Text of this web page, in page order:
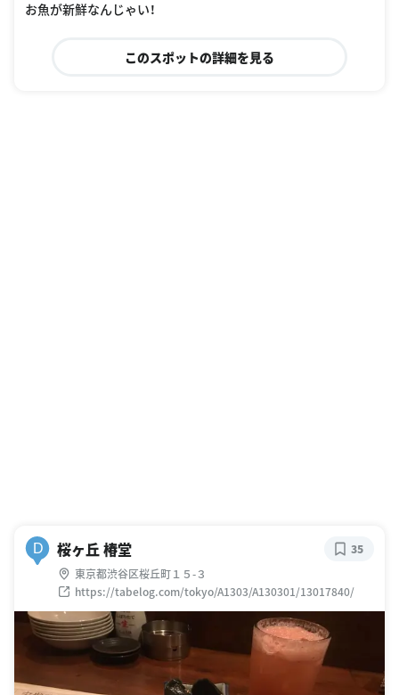
お魚が新鮮なんじゃい！
このスポットの詳細を見る
D 桜ヶ丘 椿堂
東京都渋谷区桜丘町１５-３
https://tabelog.com/tokyo/A1303/A130301/13017840/
35